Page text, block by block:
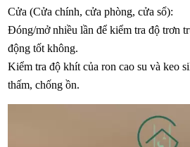
Cửa (Cửa chính, cửa phòng, cửa sổ):
Đóng/mở nhiều lần để kiểm tra độ trơn
động tốt không.
Kiểm tra độ khít của ron cao su và keo
thấm, chống ồn.